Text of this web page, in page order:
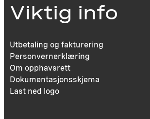
Viktig info
Utbetaling og fakturering
Personvernerklæring
Om opphavsrett
Dokumentasjonsskjema
Last ned logo